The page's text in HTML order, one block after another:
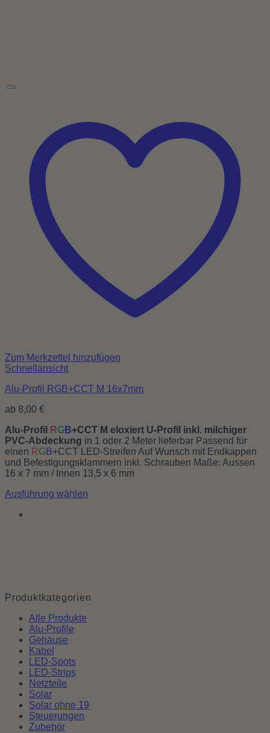
Zum Merkzettel hinzufügen
Schnellansicht
Alu-Profil RGB+CCT M 16x7mm
ab 8,00 €
Alu-Profil
RGB+CCT M eloxiert U-Profil inkl. milchiger
PVC-Abdeckung in 1 oder 2 Meter lieferbar Passend für
einen RG B+CCT LED-Streifen Auf Wunsch mit Endkappen
und Befestigungsklammern inkl. Schrauben Maße: Aussen
16 x 7 mm / Innen 13,5 x 6 mm
Ausführung wählen
Produkt
auf
Produktseite
gewählt
werden
Produktkategorien
Alle Produkte
Alu-Profile
Gehäuse
Kabel
LED-Spots
LED-Strips
Netzteile
Solar
Solar ohne 19
Steuerungen
Zubehör